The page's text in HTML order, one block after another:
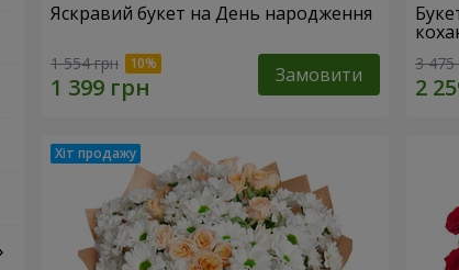
Яскравий букет на День народження
1 554 грн Замовити 3 475